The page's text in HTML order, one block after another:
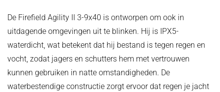
De Firefield Agility II 3-9x40 is ontworpen om ook in
uitdagende omgevingen uit te blinken. Hij is IPX5-
waterdicht, wat betekent dat hij bestand is tegen regen en
vocht, zodat jagers en schutters hem met vertrouwen
kunnen gebruiken in natte omstandigheden. De
waterbestendige constructie zorgt ervoor dat regen je jacht